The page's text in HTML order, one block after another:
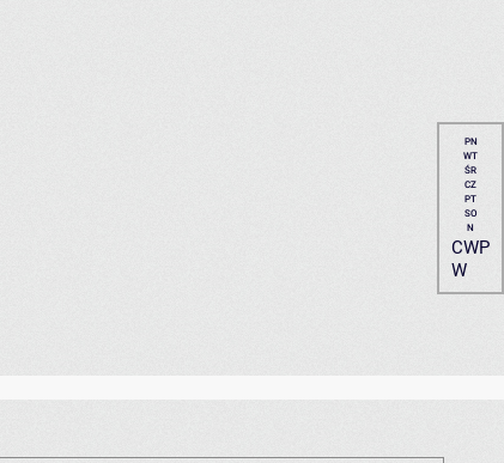
PN
WT
ŚR
CZ
PT
SO
N
CWP
W